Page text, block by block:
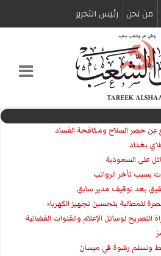
من نحن رئیس التحریر
عن حصر السلاح ومكافحة الفساد
بغداد
على السعودية
للمطالبة بتحسين تجهيز الكهرباء
التصريح لوسائل الإعلام والقنوات الفضائية
وتسلم رشوة في ميسان